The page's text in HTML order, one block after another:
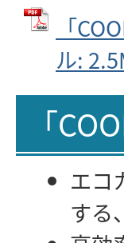
「
ル:
「
エコ
する